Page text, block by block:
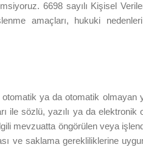
6698 sayılı Kişisel
amaçları, hukuki
ya da otomatik olmayan
ile sözlü, yazılı ya da elektronik
mevzuatta öngörülen veya
ve saklama gerekliliklerine